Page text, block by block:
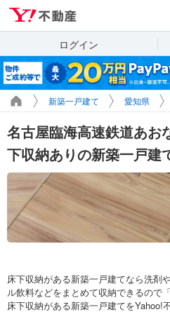
ログイン
新築一戸建て 愛知県
名古屋臨海高速鉄道あお
下収納ありの新築一戸建
床下収納がある新築一戸建てなら洗剤
ル飲料などをまとめて収納できるので
床下収納がある新築一戸建てをYahoo!